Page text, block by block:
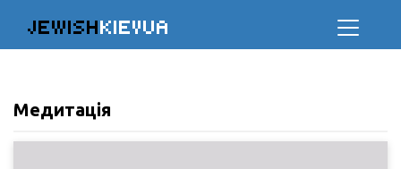
JEWISHKIEVUA
Медитація